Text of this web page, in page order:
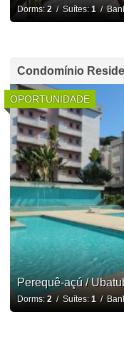
Dorms: 2/ Suítes:1/
Condomínio
OPORTUNIDADE
Perequê-açú /
Dorms: 2/ Suítes: 1 /